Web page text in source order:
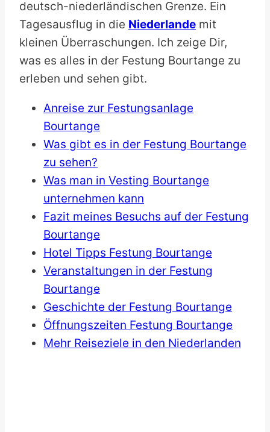
deutsch-niederländischen Grenze. Ein
Tagesausflug in die Niederlande mit
kleinen Überraschungen. Ich zeige Dir,
was es alles in der Festung Bourtange zu
erleben und sehen gibt.
Anreise zur Festungsanlage
Bourtange
Was gibt es in der Festung Bourtange
zu sehen?
Was man in Vesting Bourtange
unternehmen kann
Fazit meines Besuchs auf der Festung
Bourtange
Hotel Tipps Festung Bourtange
Veranstaltungen in der Festung
Bourtange
Geschichte der Festung Bourtange
Öffnungszeiten Festung Bourtange
Mehr Reiseziele in den Niederlanden